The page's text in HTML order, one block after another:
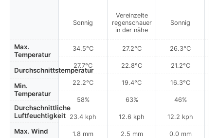
Max.
Temperatur
Durchschnittstemperatur
Min.
Temperatur
Durchschnittliche
Luftfeuchtigkeit
Max. Wind
Sonnig
34.5°C
27.7°C
22.2°C
58%
23.4 kph
1.8 mm
Vereinzelte
regenschauer
in der nähe
27.2°C
22.8°C
19.4°C
63%
12.6 kph
2.5 mm
Sonnig
26.3°C
21.2°C
16.3°C
46%
12.2 kph
0.0 mm